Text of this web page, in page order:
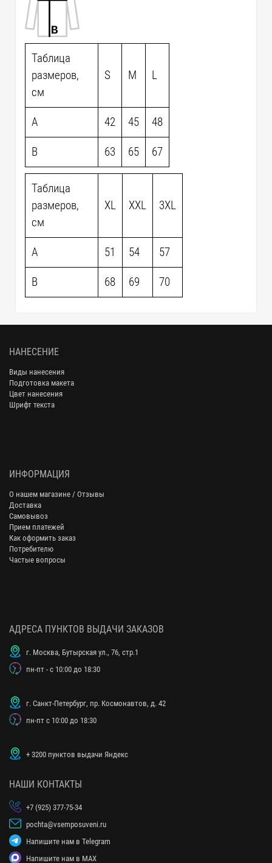
Таблица
размеров,
см
S M L
A 42 45 48
B 63 65 67
Таблица
размеров,
см
XL XXL 3XL
A 51 54 57
B 68 69 70
НАНЕСЕНИЕ
Виды нанесения
Подготовка макета
Цвет нанесения
Шрифт текста
ИНФОРМАЦИЯ
О нашем магазине / Отзывы
Доставка
Самовывоз
Прием платежей
Как оформить заказ
Потребителю
Частые вопросы
АДРЕСА ПУНКТОВ ВЫДАЧИ ЗАКАЗОВ
г. Москва, Бутырская ул., 76, стр.1
пн-пт - с 10:00 до 18:30
г. Санкт-Петербург, пр. Космонавтов, д. 42
пн-пт с 10:00 до 18:30
+ 3200 пунктов выдачи Яндекс
НАШИ КОНТАКТЫ
+7 (925) 377-75-34
pochta@vsemposuveni.ru
Напишите нам в Telegram
Напишите нам в MAX